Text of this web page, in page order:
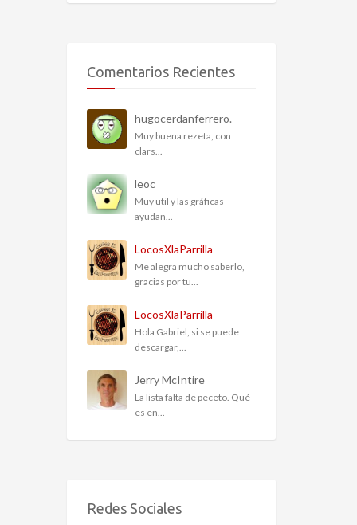
Comentarios Recientes
hugocerdanferrero.
Muy buena rezeta, con
clars...
leoc
Muy util y las gráficas
ayudan...
LocosXlaParrilla
Me alegra mucho saberlo,
gracias por tu...
LocosXlaParrilla
Hola Gabriel, si se puede
descargar,...
Jerry McIntire
La lista falta de peceto. Qué
es en...
Redes Sociales